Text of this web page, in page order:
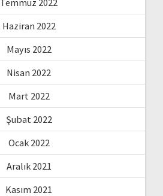
Haziran 2022
Mayıs 2022
Nisan 2022
Mart 2022
Şubat 2022
Ocak 2022
Aralık 2021
Kasım 2021